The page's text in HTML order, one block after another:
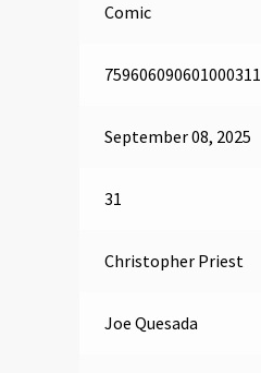
Comic
759606090601000311
September 08, 2025
31
Christopher Priest
Joe Quesada